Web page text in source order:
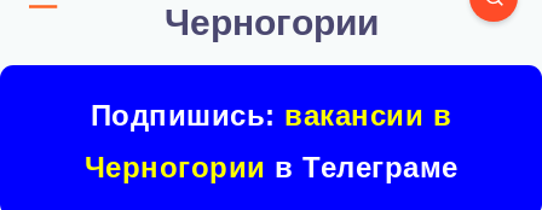
Черногории
Подпишись: вакансии в
Черногории в Телеграме